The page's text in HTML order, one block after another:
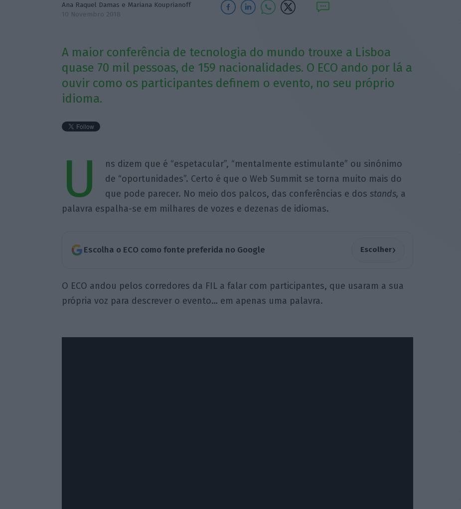
Ana Raquel Damas e Mariana Kouprianoff
10 Novembro 2018
A maior conferência de tecnologia do mundo trouxe a Lisboa
quase 70 mil pessoas, de 159 nacionalidades. O ECO ando por lá a
ouvir como os participantes definem o evento, no seu próprio
idioma.
U
ns dizem que é “espetacular”, “mentalmente estimulante” ou sinónimo
de “oportunidades”. Certo é que o Web Summit se torna muito mais do
que pode parecer. No meio dos palcos, das conferências e dos stands, a
palavra espalha-se em milhares de vozes e dezenas de idiomas.
Escolha o ECO como fonte preferida no Google Escolher›
O ECO andou pelos corredores da FIL a falar com participantes, que usaram a sua
própria voz para descrever o evento… em apenas uma palavra.